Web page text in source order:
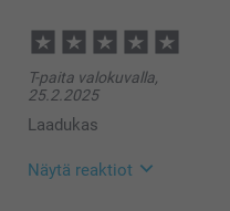
T-paita valokuvalla,
25.2.2025
Laadukas
Näytä reaktiot